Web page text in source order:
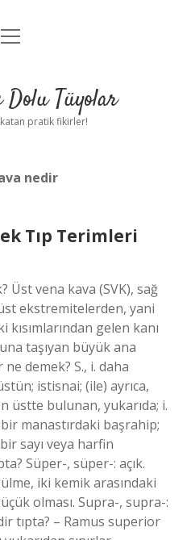
Uyarı
menüyü
Dolu Tüyolar
pratik fikirler!
nedir
Tıp Terimleri
Üst vena kava (SVK), sağ
ekstremitelerden, yani
gelen kanı
taşıyan büyük ana
demek? S., i. daha
istisnai; (ile) ayrıca,
üstte bulunan, yukarıda; i.
manastırdaki başrahip;
sayı veya harfin
Süper-, süper-: açık.
iki kemik arasındaki
olması. Supra-, supra-:
tıpta? – Ramus superior